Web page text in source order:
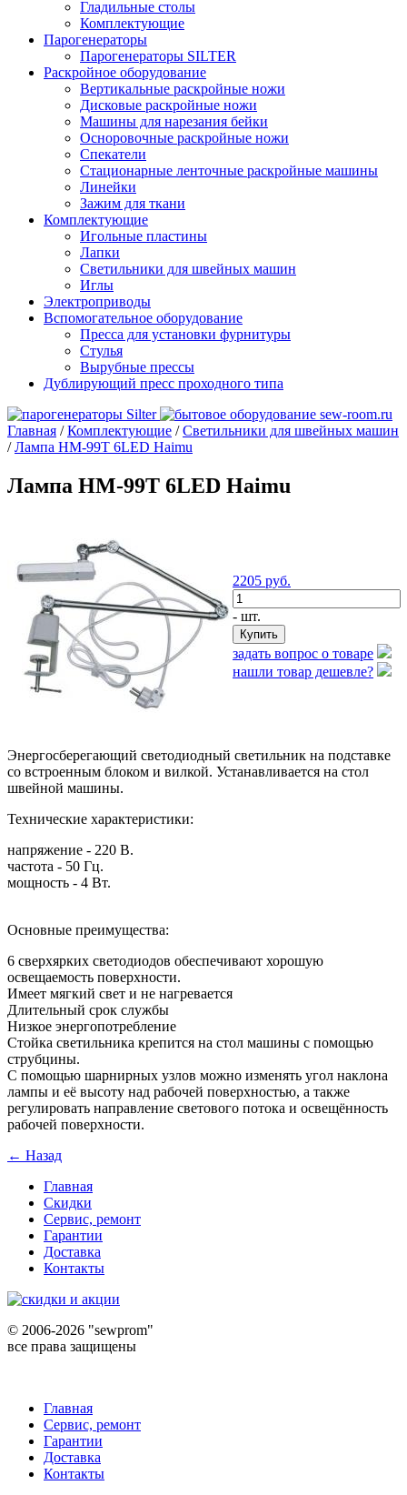
Гладильные столы
Комплектующие
Парогенераторы
Парогенераторы SILTER
Раскройное оборудование
Вертикальные раскройные ножи
Дисковые раскройные ножи
Машины для нарезания бейки
Осноровочные раскройные ножи
Спекатели
Стационарные ленточные раскройные машины
Линейки
Зажим для ткани
Комплектующие
Игольные пластины
Лапки
Светильники для швейных машин
Иглы
Электроприводы
Вспомогательное оборудование
Пресса для установки фурнитуры
Стулья
Вырубные прессы
Дублирующий пресс проходного типа
Главная /Комплектующие /Светильники для швейных машин
/Лампа HM-99T 6LED Haimu
Лампа HM-99T 6LED Haimu
2205 руб.
- шт.
задать вопрос о товаре
нашли товар дешевле?
Энергосберегающий светодиодный светильник на подставке
со встроенным блоком и вилкой. Устанавливается на стол
швейной машины.
Технические характеристики:
напряжение - 220 В.
частота - 50 Гц.
мощность - 4 Вт.
Основные преимущества:
6 сверхярких светодиодов обеспечивают хорошую
освещаемость поверхности.
Имеет мягкий свет и не нагревается
Длительный срок службы
Низкое энергопотребление
Стойка светильника крепится на стол машины с помощью
струбцины.
С помощью шарнирных узлов можно изменять угол наклона
лампы и её высоту над рабочей поверхностью, а также
регулировать направление светового потока и освещённость
рабочей поверхности.
← Назад
Главная
Скидки
Сервис, ремонт
Гарантии
Доставка
Контакты
© 2006-2026 "sewprom"
все права защищены
Главная
Сервис, ремонт
Гарантии
Доставка
Контакты